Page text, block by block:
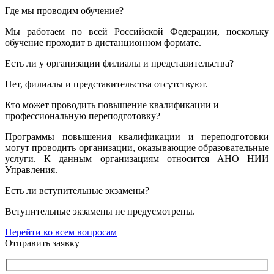
Где мы проводим обучение?
Мы работаем по всей Российской Федерации, поскольку
обучение проходит в дистанционном формате.
Есть ли у организации филиалы и представительства?
Нет, филиалы и представительства отсутствуют.
Кто может проводить повышение квалификации и
профессиональную переподготовку?
Программы повышения квалификации и переподготовки
могут проводить организации, оказывающие образовательные
услуги. К данным организациям относится АНО НИИ
Управления.
Есть ли вступительные экзамены?
Вступительные экзамены не предусмотрены.
Перейти ко всем вопросам
Отправить заявку